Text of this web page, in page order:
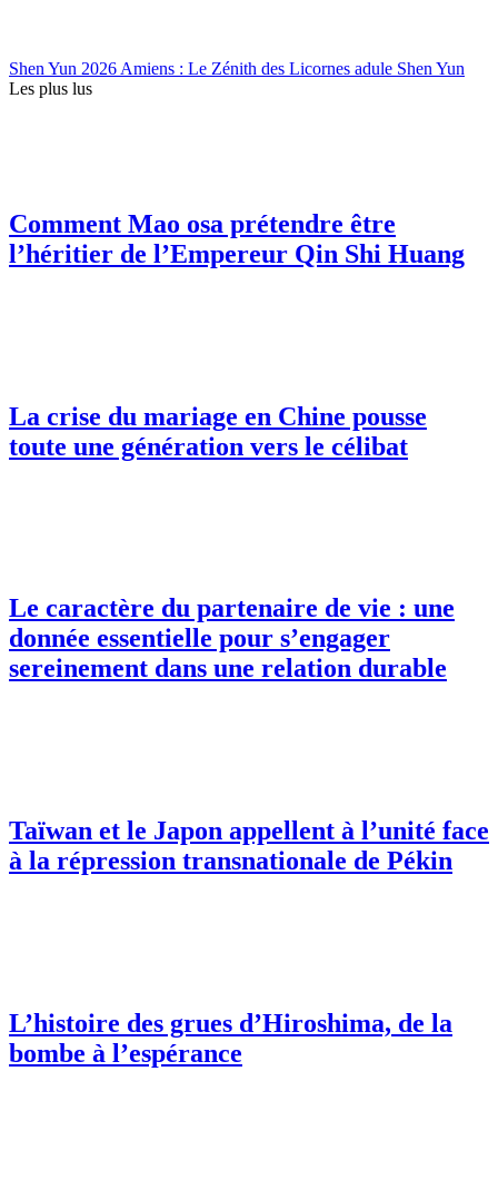
Shen Yun 2026 Amiens : Le Zénith des Licornes adule Shen Yun
Les plus lus
Comment Mao osa prétendre être
l’héritier de l’Empereur Qin Shi Huang
La crise du mariage en Chine pousse
toute une génération vers le célibat
Le caractère du partenaire de vie : une
donnée essentielle pour s’engager
sereinement dans une relation durable
Taïwan et le Japon appellent à l’unité face
à la répression transnationale de Pékin
L’histoire des grues d’Hiroshima, de la
bombe à l’espérance